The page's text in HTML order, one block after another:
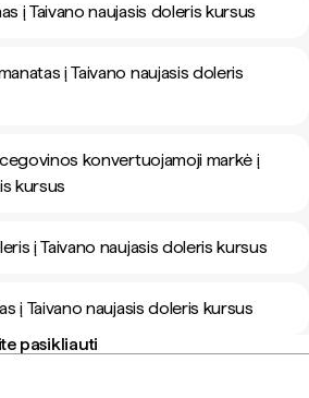
į Taivano naujasis doleris kursus
į Taivano naujasis doleris
konvertuojamoji markė į
kursus
į Taivano naujasis doleris kursus
į Taivano naujasis doleris kursus
pasikliauti